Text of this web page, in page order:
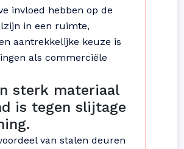
invloed hebben op de
in een ruimte,
aantrekkelijke keuze is
als commerciële
sterk materiaal
is tegen slijtage
van stalen deuren